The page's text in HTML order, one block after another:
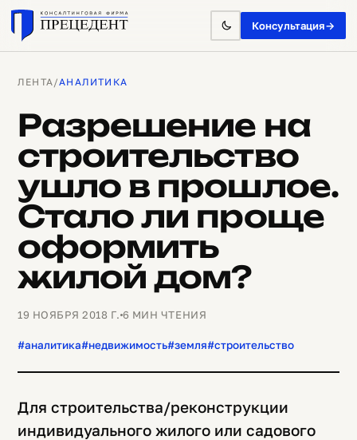
Консультация→
ЛЕНТА/АНАЛИТИКА
Разрешение на
строительство
ушло в прошлое.
Стало ли проще
оформить
жилой дом?
19 НОЯБРЯ 2018 Г. 6 МИН ЧТЕНИЯ
#аналитика#недвижимость#земля#строительство
Для строительства/реконструкции
индивидуального жилого или садового